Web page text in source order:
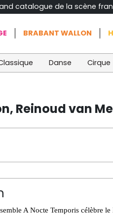
catalogue de la scène
BRABANT WALLON
Danse Cirque
Reinoud van
A Nocte Temporis célèbre